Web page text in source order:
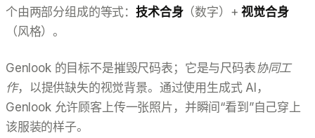
个由两部分组成的等式：技术合身（数字）+视觉合身
（风格）。
Genlook 的目标不是摧毁尺码表；它是与尺码表 协同工
作，以提供缺失的视觉背景。通过使用生成式 AI，
Genlook 允许顾客上传一张照片，并瞬间“看到”自己穿上
该服装的样子。